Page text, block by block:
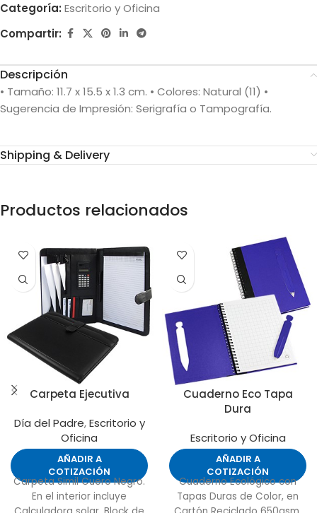
Categoría: Escritorio y Oficina
Compartir:
Descripción
• Tamaño: 11.7 x 15.5 x 1.3 cm. • Colores: Natural (11) •
Sugerencia de Impresión: Serigrafía o Tampografía.
Shipping & Delivery
Productos relacionados
Carpeta Ejecutiva
Día del Padre,Escritorio y
Oficina
AÑADIR A
COTIZACIÓN
Carpeta Simil Cuero Negro.
En el interior incluye
Cuaderno Eco Tapa
Dura
Escritorio y Oficina
AÑADIR A
COTIZACIÓN
Cuaderno Ecológico con
Tapas Duras de Color, en